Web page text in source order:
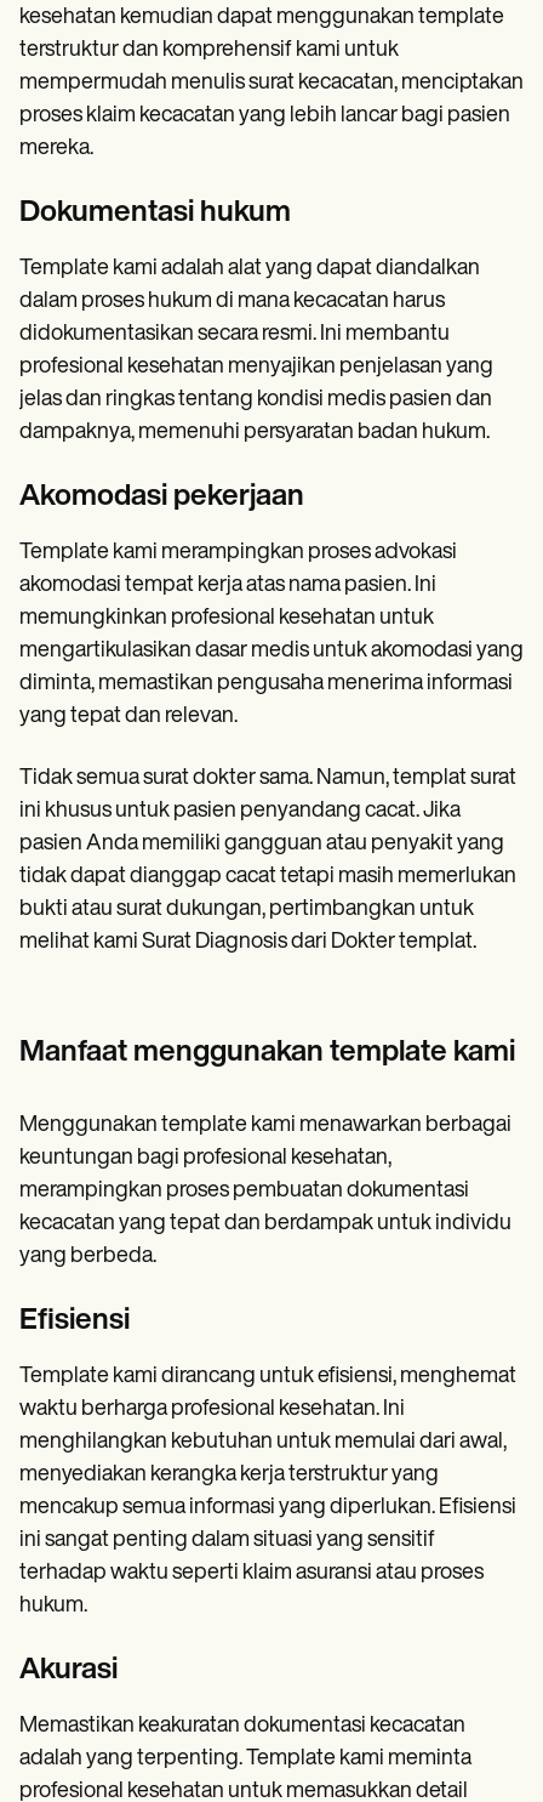
kesehatan kemudian dapat menggunakan template
terstruktur dan komprehensif kami untuk
mempermudah menulis surat kecacatan, menciptakan
proses klaim kecacatan yang lebih lancar bagi pasien
mereka.
Dokumentasi hukum
Template kami adalah alat yang dapat diandalkan
dalam proses hukum di mana kecacatan harus
didokumentasikan secara resmi. Ini membantu
profesional kesehatan menyajikan penjelasan yang
jelas dan ringkas tentang kondisi medis pasien dan
dampaknya, memenuhi persyaratan badan hukum.
Akomodasi pekerjaan
Template kami merampingkan proses advokasi
akomodasi tempat kerja atas nama pasien. Ini
memungkinkan profesional kesehatan untuk
mengartikulasikan dasar medis untuk akomodasi yang
diminta, memastikan pengusaha menerima informasi
yang tepat dan relevan.
Tidak semua surat dokter sama. Namun, templat surat
ini khusus untuk pasien penyandang cacat. Jika
pasien Anda memiliki gangguan atau penyakit yang
tidak dapat dianggap cacat tetapi masih memerlukan
bukti atau surat dukungan, pertimbangkan untuk
melihat kami Surat Diagnosis dari Dokter templat.
Manfaat menggunakan template kami
Menggunakan template kami menawarkan berbagai
keuntungan bagi profesional kesehatan,
merampingkan proses pembuatan dokumentasi
kecacatan yang tepat dan berdampak untuk individu
yang berbeda.
Efisiensi
Template kami dirancang untuk efisiensi, menghemat
waktu berharga profesional kesehatan. Ini
menghilangkan kebutuhan untuk memulai dari awal,
menyediakan kerangka kerja terstruktur yang
mencakup semua informasi yang diperlukan. Efisiensi
ini sangat penting dalam situasi yang sensitif
terhadap waktu seperti klaim asuransi atau proses
hukum.
Akurasi
Memastikan keakuratan dokumentasi kecacatan
adalah yang terpenting. Template kami meminta
profesional kesehatan untuk memasukkan detail